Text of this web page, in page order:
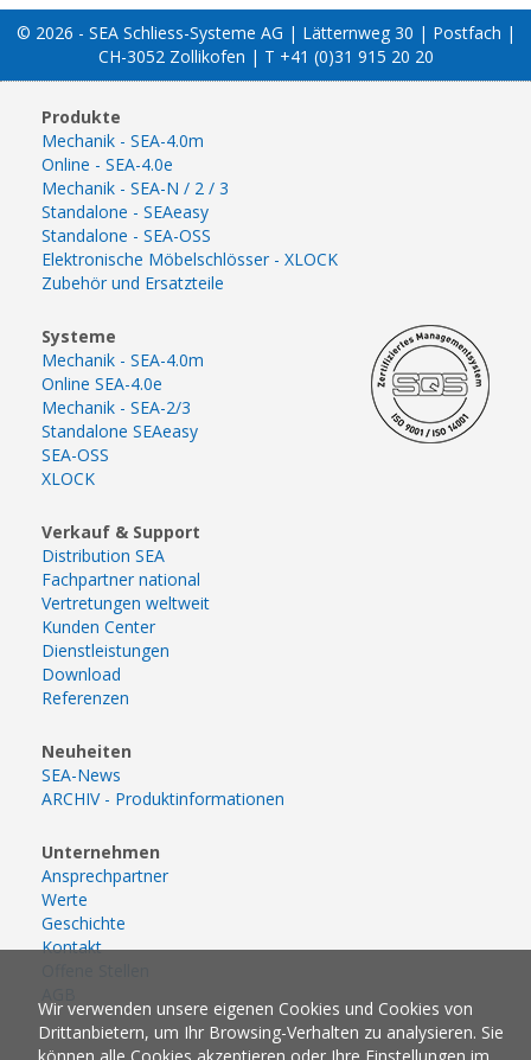
© 2026 - SEA Schliess-Systeme AG | Lätternweg 30 | Postfach |
CH-3052 Zollikofen | T +41 (0)31 915 20 20
Produkte
Mechanik - SEA-4.0m
Online - SEA-4.0e
Mechanik - SEA-N / 2 / 3
Standalone - SEAeasy
Standalone - SEA-OSS
Elektronische Möbelschlösser - XLOCK
Zubehör und Ersatzteile
Systeme
Mechanik - SEA-4.0m
Online SEA-4.0e
Mechanik - SEA-2/3
Standalone SEAeasy
SEA-OSS
XLOCK
Verkauf & Support
Distribution SEA
Fachpartner national
Vertretungen weltweit
Kunden Center
Dienstleistungen
Download
Referenzen
Neuheiten
SEA-News
ARCHIV - Produktinformationen
Unternehmen
Ansprechpartner
Werte
Geschichte
Kontakt
Wir verwenden unsere eigenen Cookies und Cookies von
Drittanbietern, um Ihr Browsing-Verhalten zu analysieren. Sie